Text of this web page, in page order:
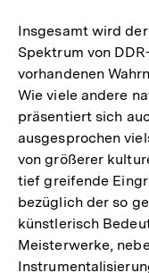
Insgesamt wird
Spektrum von
vorhandenen
Wie viele andere
präsentiert sich
ausgesprochen
von größerer
tief greifende
bezüglich der so
künstlerisch
Meisterwerke,